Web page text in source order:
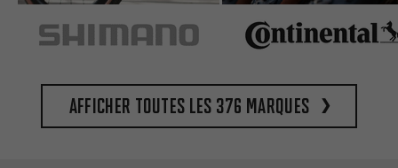
Afficher toutes les 376 marques